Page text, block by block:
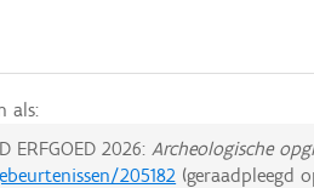
als:
ERFGOED 2026:Archeologische
205182 (geraadpleegd